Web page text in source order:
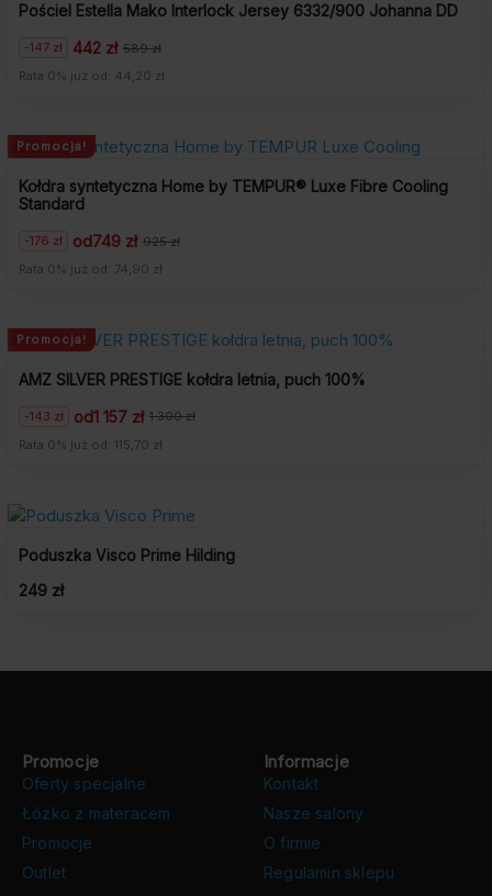
Pościel Estella Mako Interlock Jersey 6332/900 Johanna DD
589 zł
Pierwotna
cena
442 zł
Aktualna
cena
-147 zł
Rata 0% już od: 44,20 zł
Promocja!
Kołdra syntetyczna Home by TEMPUR® Luxe Fibre Cooling
Standard
od
925 zł
Pierwotna
cena
749 zł
Aktualna
cena
-176 zł
Rata 0% już od: 74,90 zł
Promocja!
AMZ SILVER PRESTIGE kołdra letnia, puch 100%
od
1 300 zł
Pierwotna
cena
zł.
1 157 zł
Aktualna
cena
zł.
-143 zł
Rata 0% już od: 115,70 zł
Poduszka Visco Prime Hilding
249 zł
Promocje
Oferty specjalne
Łóżko z materacem
Promocje
Outlet
Informacje
Kontakt
Nasze salony
O firmie
Regulamin sklepu